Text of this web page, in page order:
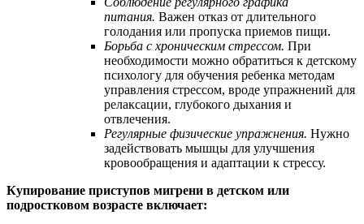
питания. Важен отказ от длительного
голодания или пропуска приемов пищи.
Борьба с хроническим стрессом. При
необходимости можно обратиться к детскому
психологу для обучения ребенка методам
управления стрессом, вроде упражнений для
релаксации, глубокого дыхания и
отвлечения.
Регулярные физические упражнения. Нужно
задействовать мышцы для улучшения
кровообращения и адаптации к стрессу.
Купирование приступов мигрени в детском или
подростковом возрасте включает: